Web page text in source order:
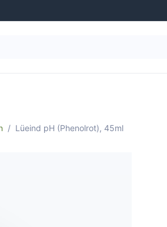
Lüeind pH (Phenolrot), 45ml